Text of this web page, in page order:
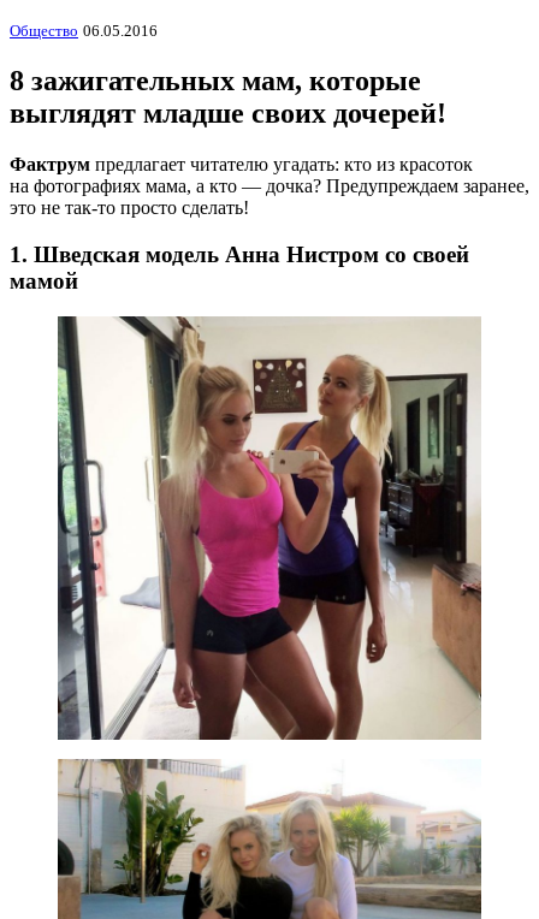
Общество 06.05.2016
8 зажигательных мам, которые
выглядят младше своих дочерей!
Фактрум предлагает читателю угадать: кто из красоток
на фотографиях мама, а кто — дочка? Предупреждаем заранее,
это не так-то просто сделать!
1. Шведская модель Анна Нистром со своей
мамой